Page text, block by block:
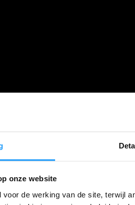
onze website
voor de werking van de site, terwijl